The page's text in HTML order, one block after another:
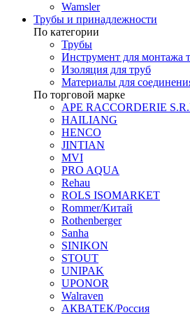
Wamsler
Трубы и принадлежности
По категории
Трубы
Инструмент для монтажа
Изоляция для труб
Материалы для
По торговой марке
APE RACCORDERIE
HAILIANG
HENCO
JINTIAN
MVI
PRO AQUA
Rehau
ROLS ISOMARKET
Rommer/Китай
Rothenberger
Sanha
SINIKON
STOUT
UNIPAK
UPONOR
Walraven
АКВАТЕК/Россия